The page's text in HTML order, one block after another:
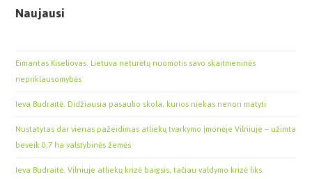
Naujausi
Eimantas Kiseliovas. Lietuva neturėtų nuomotis savo skaitmeninės
nepriklausomybės
Ieva Budraitė. Didžiausia pasaulio skola, kurios niekas nenori matyti
Nustatytas dar vienas pažeidimas atliekų tvarkymo įmonėje Vilniuje – užimta
beveik 0,7 ha valstybinės žemės
Ieva Budraitė. Vilniuje atliekų krizė baigsis, tačiau valdymo krizė liks.